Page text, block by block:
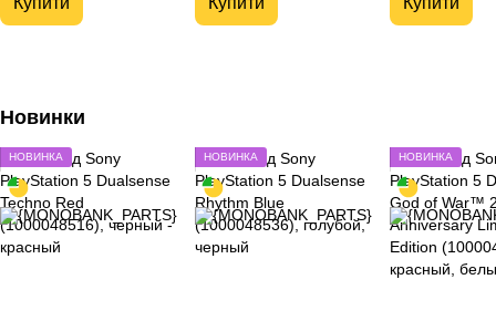
(D103.413.3)
Новинки
НОВИНКА НОВИНКА НОВИНКА